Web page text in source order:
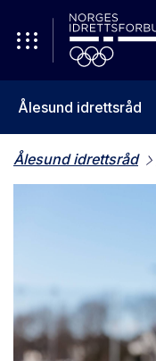
Ålesund idrettsråd
Ålesund idrettsråd